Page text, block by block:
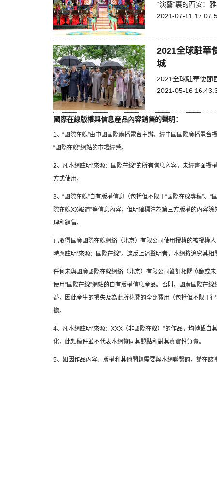
“演藝”裏的西安：
2021-07-11
2021全球駐華
城
2021全球駐華使節
2021-05-16
國際在線版權與信息産品內容銷售的聲明：
1、“國際在線”由中國國際廣播電台主辦。經中國國際廣播電
“國際在線”網站的市場經營。
2、凡本網註明“來源：國際在線”的所有信息內容，未經書面
方式使用。
3、“國際在線”自有版權信息（包括但不限于“國際在線專稿”、“
際在線XX報道”等信息內容，但明確標注為第三方版權的內容
理和銷售。
已取得國廣國際在線網絡（北京）有限公司使用授權的被授權
時應註明“來源：國際在線”。違反上述聲明者，本網將追究其相
任何未與國廣國際在線網絡（北京）有限公司簽訂相關協議或
使用“國際在線”網站的自有版權信息産品。否則，國廣國際在
益，因此産生的損失及為此所花費的全部費用（包括但不限于
擔。
4、凡本網註明“來源：XXX（非國際在線）”的作品，均轉載自
化，此類稿件並不代表本網贊同其觀點和對其真實性負責。
5、如因作品內容、版權和其他問題需要與本網聯繫的，請在該